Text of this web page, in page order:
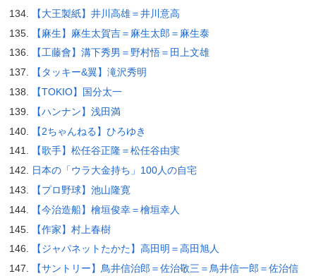
【大王製紙】井川高雄＝井川意高
【麻生】麻生太賀吉＝麻生太郎＝麻生泰
【工藤會】溝下秀男＝野村悟＝田上文雄
【タッキー&翼】滝沢秀明
【TOKIO】国分太一
【ハンナン】浅田満
【2ちゃんねる】ひろゆき
【歌手】松任谷正隆＝松任谷由実
日本の「ウラ大金持ち」100人の自宅
【プロ野球】池山隆寛
【今治造船】檜垣俊幸＝檜垣幸人
【作家】村上春樹
【ジャパネットたかた】高田明＝高田旭人
【サントリー】鳥井信治郎＝佐治敬三＝鳥井信一郎＝佐治信